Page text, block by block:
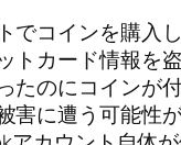
でコインを購入
トカード情報を盗
たのにコインが
害に遭う可能性が